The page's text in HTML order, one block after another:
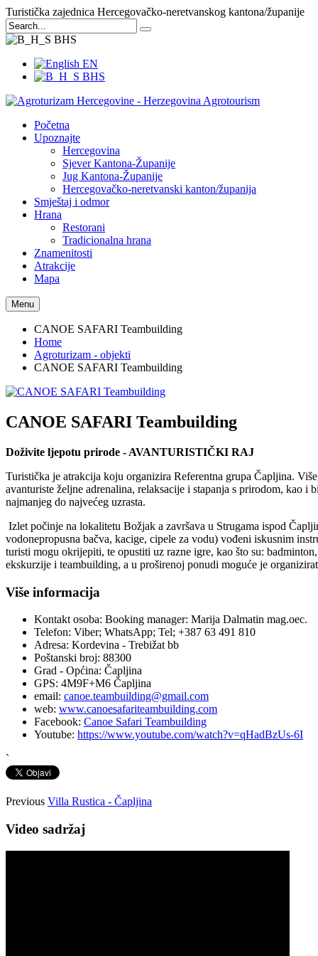
Turistička zajednica Hercegovačko-neretvanskog kantona/županije
BHS
EN
BHS
Početna
Upoznajte
Hercegovina
Sjever Kantona-Županije
Jug Kantona-Županije
Hercegovačko-neretvanski kanton/županija
Smještaj i odmor
Hrana
Restorani
Tradicionalna hrana
Znamenitosti
Atrakcije
Mapa
Menu
CANOE SAFARI Teambuilding
Home
Agroturizam - objekti
CANOE SAFARI Teambuilding
CANOE SAFARI Teambuilding
Doživite ljepotu prirode - AVANTURISTIČKI RAJ
Turistička je atrakcija koju organizira Referentna grupa Čapljina.
avanturiste željne adrenalina, relaksacije i stapanja s prirodom, kao
najmanjeg do najvećeg uzrasta.
Izlet počinje na lokalitetu Božjak a završava u Strugama ispod
vodonepropusna bačva, kacige, cipele za vodu) vođeni iskusnim
turisti mogu okrijepiti, te opustiti uz razne igre, kao što su:
ekskurzije i teambuilding, a u proširenoj ponudi moguće je
Više informacija
Kontakt osoba: Booking manager: Marija Dalmatin mag.oec.
Telefon: Viber; WhatsApp; Tel; +387 63 491 810
Adresa: Kordevina - Trebižat bb
Poštanski broj: 88300
Grad - Općina: Čapljina
GPS: 4M9F+M6 Čapljina
email: canoe.teambuilding@gmail.com
web: www.canoesafariteambuilding.com
Facebook: Canoe Safari Teambuilding
Youtube: https://www.youtube.com/watch?v=qHadBzUs-6I
`
Previous Villa Rustica - Čapljina
Video sadržaj